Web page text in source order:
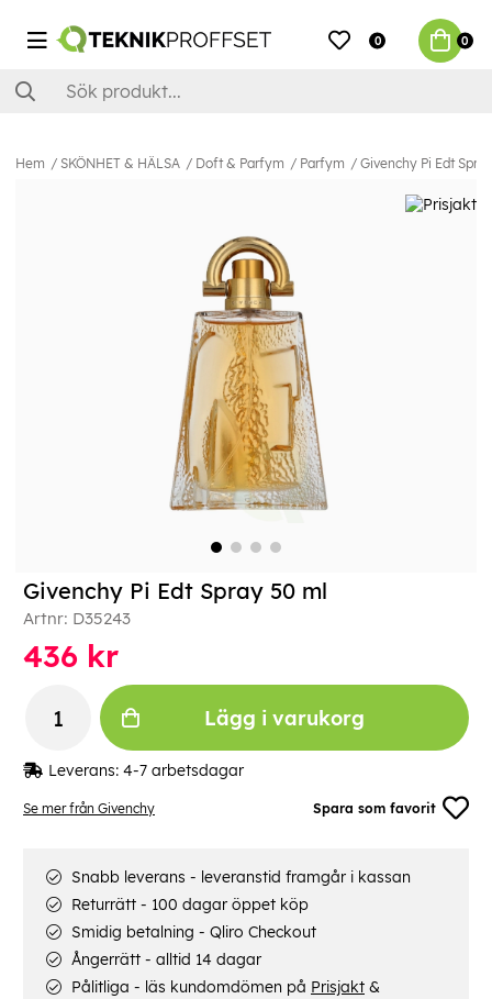
0 0
Hem SKÖNHET & HÄLSA Doft & Parfym Parfym Givenchy Pi Edt
Se mer från Givenchy Spara som favorit
Givenchy Pi Edt Spray 50 ml
Artnr: D35243
436 kr
Lägg i varukorg
Leverans: 4-7 arbetsdagar
Snabb leverans - leveranstid framgår i kassan
Returrätt - 100 dagar öppet köp
Smidig betalning - Qliro Checkout
Ångerrätt - alltid 14 dagar
Pålitliga - läs kundomdömen på Prisjakt &